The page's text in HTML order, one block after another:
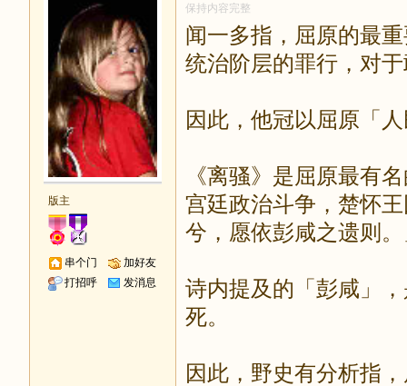
版主
串个门
加好友
打招呼
发消息
保持内容完整
闻一多指，屈原的最
统治阶层的罪行，对
因此，他冠以屈原「
《离骚》是屈原最有
宫廷政治斗争，楚怀
兮，愿依彭咸之遗则
诗内提及的「彭咸」
死。
因此，野史有分析指